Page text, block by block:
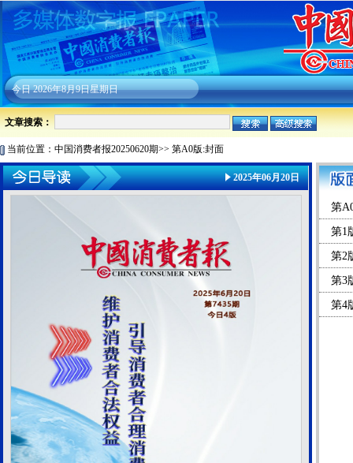
今日2026年8月9日星期日
文章搜索：
当前位置： 中国消费者报20250620期>> 第A0版:封面
2025年06月20日
第
第1
第2
第3
第4